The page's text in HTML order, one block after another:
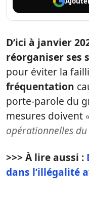
D’ici à janvier
réorganiser ses
pour éviter la
fréquentation
porte-parole du
mesures doivent
opérationnelles
>>> À lire aussi :
dans l’illégalité